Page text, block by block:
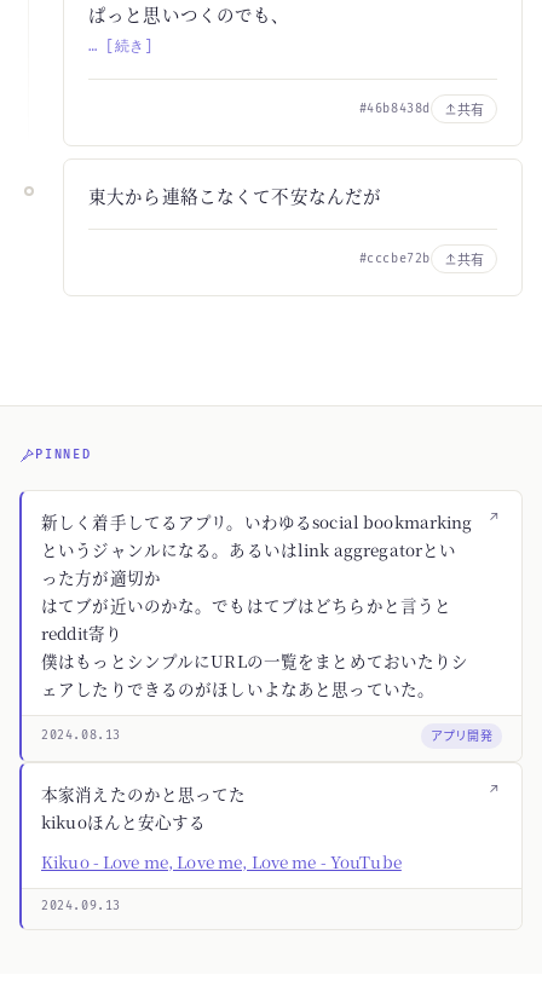
ぱっと思いつくのでも、
… [続き]
#46b8438d 共有
東大から連絡こなくて不安なんだが
#cccbe72b 共有
PINNED
↗
新しく着手してるアプリ。いわゆるsocial bookmarking
というジャンルになる。あるいはlink aggregatorとい
った方が適切か
はてブが近いのかな。でもはてブはどちらかと言うと
reddit寄り
僕はもっとシンプルにURLの一覧をまとめておいたりシ
ェアしたりできるのがほしいよなあと思っていた。
2024.08.13 アプリ開発
↗
本家消えたのかと思ってた
kikuoほんと安心する
Kikuo - Love me, Love me, Love me - YouTube
2024.09.13